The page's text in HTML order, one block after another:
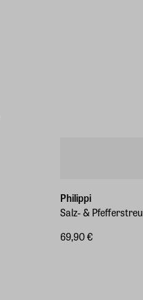
Philippi
Salz- &
69,90 €